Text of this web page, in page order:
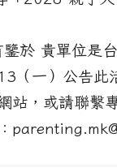
於 貴單位是台
（一）公告此
站，或請聯繫